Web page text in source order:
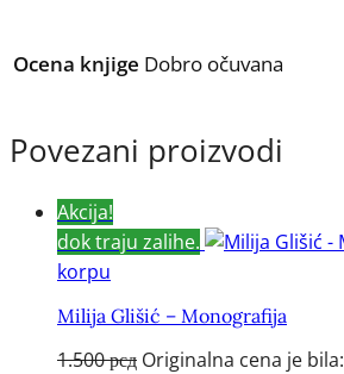
Ocena knjige Dobro očuvana
Povezani proizvodi
Akcija!
dok traju zalihe.
korpu
Milija Glišić – Monografija
1.500рсд Originalna cena je bila: